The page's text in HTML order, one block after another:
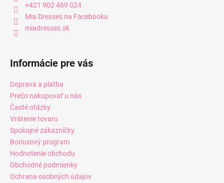
+421 902 469 024
Mia Dresses na Facebooku
miadresses.sk
Informácie pre vás
Doprava a platba
Prečo nakupovať u nás
Časté otázky
Vrátenie tovaru
Spokojné zákazníčky
Bonusový program
Hodnotenie obchodu
Obchodné podmienky
Ochrana osobných údajov